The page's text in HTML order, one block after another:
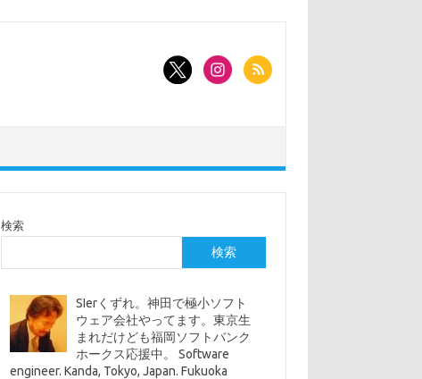
検索
検索
SIerくずれ。神田で極小ソフト
ウェア会社やってます。東京生
まれだけども福岡ソフトバンク
ホークス応援中。 Software
engineer. Kanda, Tokyo, Japan. Fukuoka